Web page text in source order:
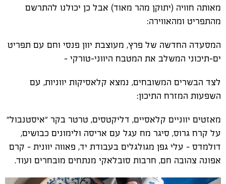
מאותה חוויה (יתוקן מהר מאוד) אבל כן יכולנו להתרשם
מהתפריט ומהאווירה:
המסעדה החדשה של פרץ, מעוצבת יוון פנסי וחם עם תפריט
ים-תיכוני המשלב את המטבח היווני-טורקי -
לצד הבשרים המשובחים, נמצא קלאסיקות יווניות, עם
השפעות המזרח התיכון:
מאזטים יווניים קלאסיים, דליקטסים, טרטר בקר "איסטנבול"
על קרח גרוס, סיגר מח עגל עם אריסה ולימונים כבושים,
דולמדס – עלי גפן מגולגלים בעבודת יד, פאווה יוונית – קרם
אפונה צהובה חם, חרבות סובלאקי מנתחים מובחרים ועוד.